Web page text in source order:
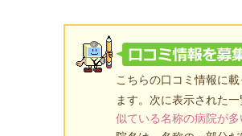
こちらの口コミ情報に
ます。次に表示された
似ている名称の病院が